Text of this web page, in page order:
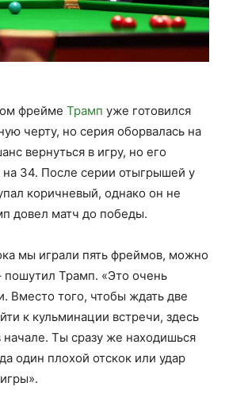
фрейме Трамп уже готовился
черту, но серия оборвалась на
вернуться в игру, но его
на 34. После серии отыгрышей у
коричневый, однако он не
довел матч до победы.
мы играли пять фреймов, можно
пошутил Трамп. «Это очень
Вместо того, чтобы ждать две
к кульминации встречи, здесь
Ты сразу же находишься
один плохой отскок или удар